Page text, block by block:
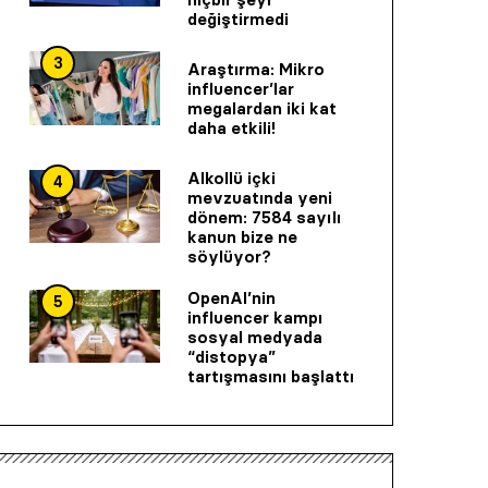
değiştirmedi
3
Araştırma: Mikro
influencer’lar
megalardan iki kat
daha etkili!
4
Alkollü içki
mevzuatında yeni
dönem: 7584 sayılı
kanun bize ne
söylüyor?
5
OpenAI’nin
influencer kampı
sosyal medyada
“distopya”
tartışmasını başlattı